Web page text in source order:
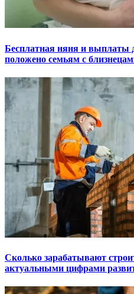
Бесплатная няня и выплаты
положено семьям с
Сколько зарабатывают
актуальными цифрами